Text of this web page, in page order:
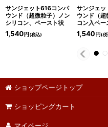
サンジェット616コンパ
ウンド（超微粒子）ノン
シリコン、ペースト状
1,540 円(税込)
サンジェ
ウンド（超
コン入ペー
1,540 円(税
ショップページトップ
ショッピングカート
マイページ